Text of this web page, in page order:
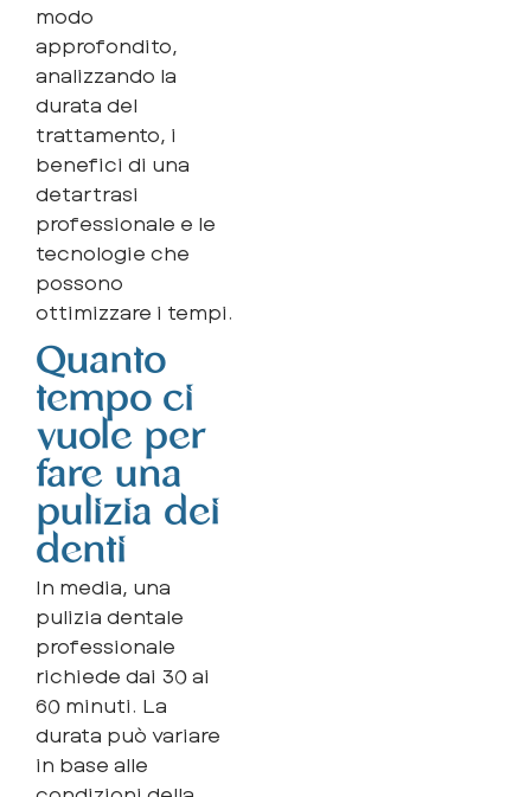
modo
approfondito,
analizzando la
durata del
trattamento, i
benefici di una
detartrasi
professionale e le
tecnologie che
possono
ottimizzare i tempi.
Quanto
tempo ci
vuole per
fare una
pulizia dei
denti
In media, una
pulizia dentale
professionale
richiede dai 30 ai
60 minuti. La
durata può variare
in base alle